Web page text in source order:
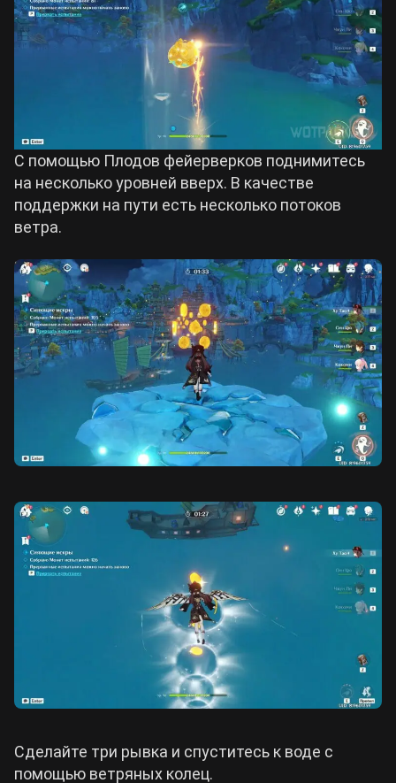
С помощью Плодов фейерверков поднимитесь
на несколько уровней вверх. В качестве
поддержки на пути есть несколько потоков
ветра.
Сделайте три рывка и спуститесь к воде с
помощью ветряных колец.